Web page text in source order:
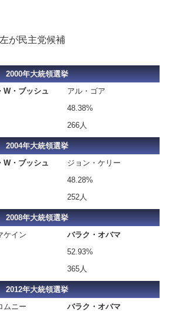
が民主党候補
2000年大統領選挙
W・ブッシュ
アル・ゴア
48.38%
266人
2004年大統領選挙
W・ブッシュ
ジョン・ケリー
48.28%
252人
2008年大統領選挙
ケイン
バラク・オバマ
52.93%
365人
2012年大統領選挙
ムニー
バラク・オバマ